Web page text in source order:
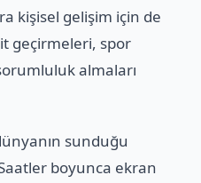
kişisel gelişim için de
geçirmeleri, spor
almaları
sunduğu
boyunca ekran